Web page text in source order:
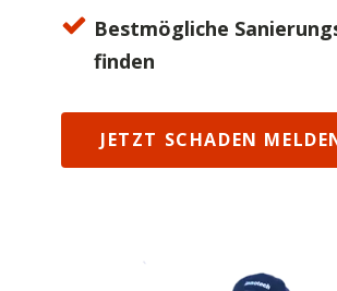
Bestmögliche
finden
JETZT SCHADEN